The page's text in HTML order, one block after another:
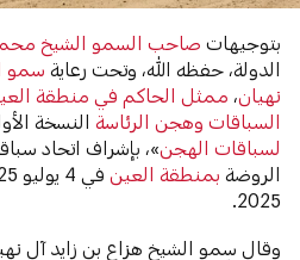
بتوجيهاتصاحب السمو الشيخ محمد
الدولة، حفظه الله، وتحت رعايةسمو
نهيان، ممثل الحاكم في منطقة
السباقات وهجن الرئاسةالنسخة
لسباقات الهجن»، بإشراف اتحاد
الروضةبمنطقة العين
2025.
وقال سمو الشيخ هزاع بن زايد آل